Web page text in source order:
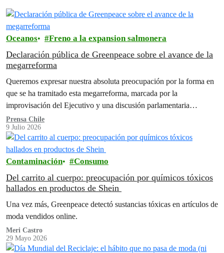
Oceanos Freno a la expansion salmonera
Declaración pública de Greenpeace sobre el avance de la
megarreforma
Queremos expresar nuestra absoluta preocupación por la forma en
que se ha tramitado esta megarreforma, marcada por la
improvisación del Ejecutivo y una discusión parlamentaria
acelerada, realizada bajo…
Prensa Chile
9 Julio 2026
Contaminación Consumo
Del carrito al cuerpo: preocupación por químicos tóxicos
hallados en productos de Shein
Una vez más, Greenpeace detectó sustancias tóxicas en artículos de
moda vendidos online.
Meri Castro
29 Mayo 2026